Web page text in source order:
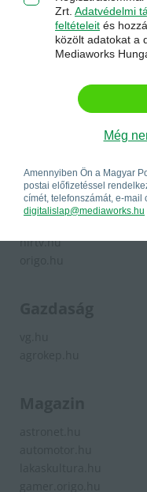
Zrt. Adatvédelmi
feltételeit és
közölt adatokat a
Mediaworks
Még
Amennyiben Ön a Magyar
postai előfizetéssel
címét, telefonszámát, e-mail
digitalislap@mediaworks.hu
Nógrád - nool.hu
Somogy - sonline.hu
Szabolcs-Szatmár-
Vas - vaol.hu
Veszprém - veol.hu
Közélet
magyarnemzet.hu
hirtv.hu